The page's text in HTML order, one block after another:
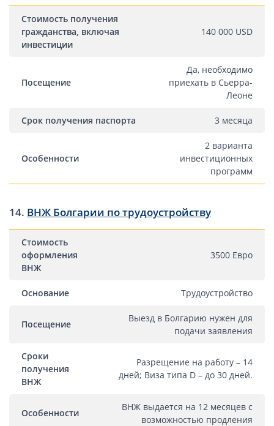
Стоимость получения
гражданства, включая
инвестиции
140 000 USD
Посещение
Да, необходимо
приехать в Сьерра-
Леоне
Срок получения паспорта 3 месяца
Особенности
2 варианта
инвестиционных
программ
14. ВНЖ Болгарии по трудоустройству
Стоимость
оформления
ВНЖ
3500 Евро
Основание Трудоустройство
Посещение
Выезд в Болгарию нужен для
подачи заявления
Сроки
получения
ВНЖ
Разрещение на работу – 14
дней; Виза типа D – до 30 дней.
Особенности
ВНЖ выдается на 12 месяцев с
возможностью продления